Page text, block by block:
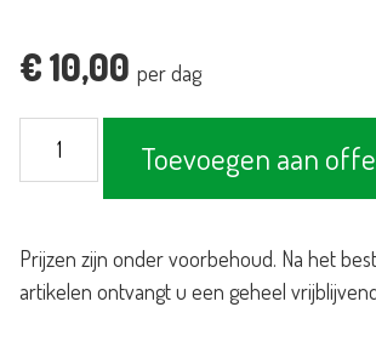
€10,00 per dag
zijzeil
grijs
4m
Toevoegen aan
Prijzen zijn onder voorbehoud. Na het
artikelen ontvangt u een geheel